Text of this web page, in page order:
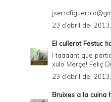
23 d’abril del
El cullerot Festuc
I taaaant que
xulo Merçe! Feliç
23 d’abril del
Bruixes a la cuina